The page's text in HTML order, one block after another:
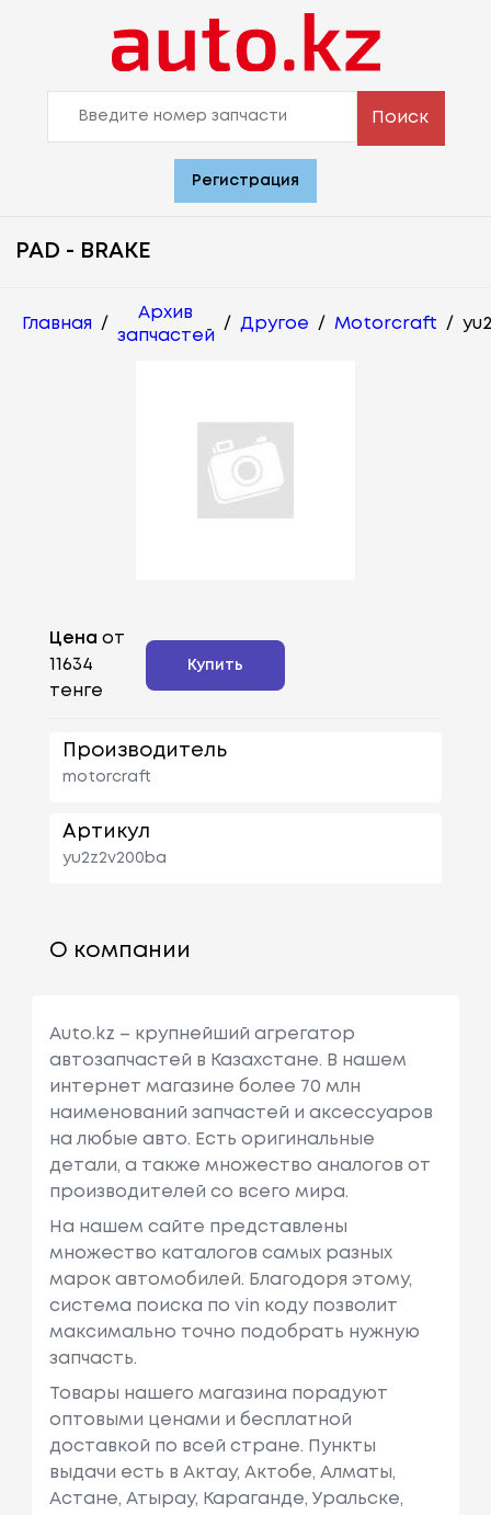
Поиск
Регистрация
PAD - BRAKE
Главная /
Архив
запчастей
/ Другое / Motorcraft /
Цена от
11634
тенге
Купить
Производитель
motorcraft
Артикул
yu2z2v200ba
О компании
Auto.kz – крупнейший агрегатор
автозапчастей в Казахстане. В нашем
интернет магазине более 70 млн
наименований запчастей и аксессуаров
на любые авто. Есть оригинальные
детали, а также множество аналогов от
производителей со всего мира.
На нашем сайте представлены
множество каталогов самых разных
марок автомобилей. Благодоря этому,
система поиска по vin коду позволит
максимально точно подобрать нужную
запчасть.
Товары нашего магазина порадуют
оптовыми ценами и бесплатной
доставкой по всей стране. Пункты
выдачи есть в Актау, Актобе, Алматы,
Астане, Атырау, Караганде, Уральске,